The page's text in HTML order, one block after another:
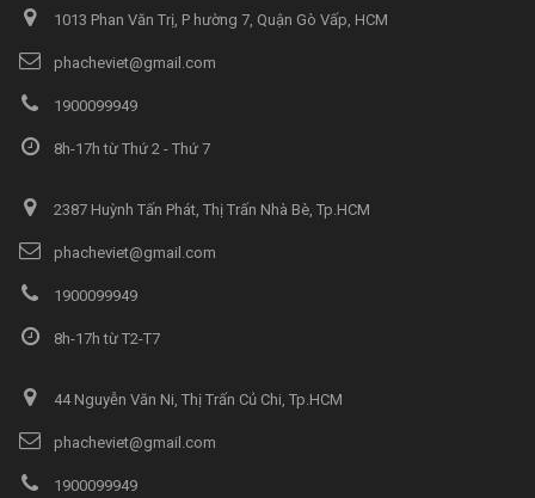
1013 Phan Văn Trị, P hường 7, Quận Gò Vấp, HCM
phacheviet@gmail.com
1900099949
8h-17h từ Thứ 2 - Thứ 7
2387 Huỳnh Tấn Phát, Thị Trấn Nhà Bè, Tp.HCM
phacheviet@gmail.com
1900099949
8h-17h từ T2-T7
44 Nguyễn Văn Ni, Thị Trấn Củ Chi, Tp.HCM
phacheviet@gmail.com
1900099949